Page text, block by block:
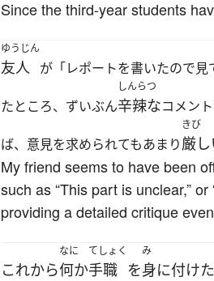
Since the third-year students
ゆうじん
友人 が「レポートを書いたので
たところ、ずいぶん
しんらつ
辛辣なコメン
ば、意見を求められてもあまり
きび
厳し
My friend seems to have been
such as “This part is unclear,”
providing a detailed critique
これから
なに
何か
てしょく
手職 を
み
身に付け